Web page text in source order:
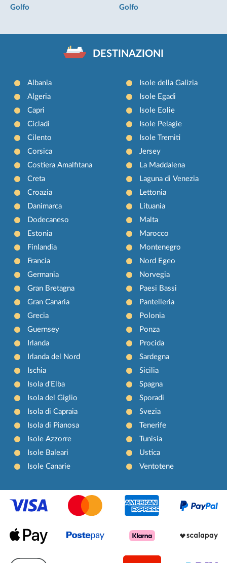
Golfo
Golfo
DESTINAZIONI
Albania
Algeria
Capri
Cicladi
Cilento
Corsica
Costiera Amalfitana
Creta
Croazia
Danimarca
Dodecaneso
Estonia
Finlandia
Francia
Germania
Gran Bretagna
Gran Canaria
Grecia
Guernsey
Irlanda
Irlanda del Nord
Ischia
Isola d'Elba
Isola del Giglio
Isola di Capraia
Isola di Pianosa
Isole Azzorre
Isole Baleari
Isole Canarie
Isole della Galizia
Isole Egadi
Isole Eolie
Isole Pelagie
Isole Tremiti
Jersey
La Maddalena
Laguna di Venezia
Lettonia
Lituania
Malta
Marocco
Montenegro
Nord Egeo
Norvegia
Paesi Bassi
Pantelleria
Polonia
Ponza
Procida
Sardegna
Sicilia
Spagna
Sporadi
Svezia
Tenerife
Tunisia
Ustica
Ventotene